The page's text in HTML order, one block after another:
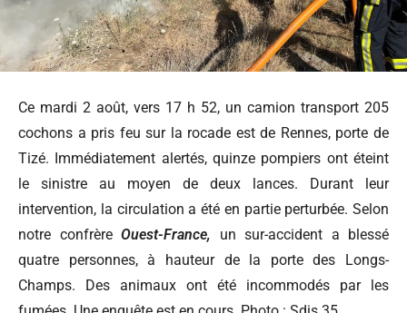
Ce mardi 2 août, vers 17 h 52, un camion transport 205
cochons a pris feu sur la rocade est de Rennes, porte de
Tizé. Immédiatement alertés, quinze pompiers ont éteint
le sinistre au moyen de deux lances. Durant leur
intervention, la circulation a été en partie perturbée. Selon
notre confrère Ouest-France, un sur-accident a blessé
quatre personnes, à hauteur de la porte des Longs-
Champs. Des animaux ont été incommodés par les